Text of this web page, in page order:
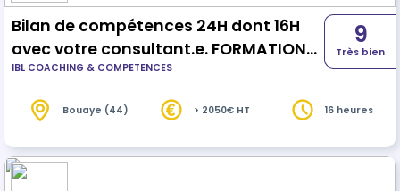
Bilan de compétences 24H dont 16H
avec votre consultant.e. FORMATION
EN PRESENTIEL
IBL COACHING & COMPETENCES
9
Très bien
Bouaye (44) > 2050€ HT 16 heures